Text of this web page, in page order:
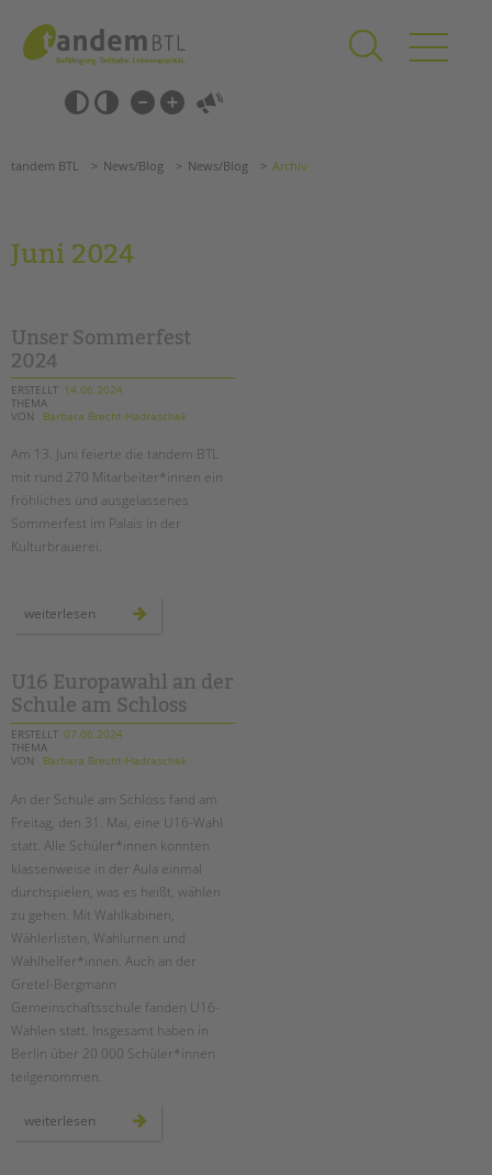
springen
Barrierefrei-
Einstellungen
überspringen
überspringen
Förderzentren
Kollegs
EFöB
Schulbezogene Sozialarbeit
HILFEN ZUR ERZIEHUNG
EINGLIEDERUNGSHILFE
Seminarkalender
Seminarräume
STADTTEILARBEIT
PROFIL | LEITBILD
Bereiche im Überblick
Kinder- und Jugendschutz
Unsere Videos
Gesellschafter VdK
schoolcoach BTL
tandem international
KARRIERE
Stellenangebote
tandem als Arbeitgeberin
NEWS/BLOG
Suchen
tandem BTL News/Blog News/Blog Archiv
Juni 2024
Unser Sommerfest
2024
ERSTELLT 14.06.2024
THEMA
VON
Barbara Brecht-Hadraschek
Am 13. Juni feierte die tandem BTL
mit rund 270 Mitarbeiter*innen ein
fröhliches und ausgelassenes
Sommerfest im Palais in der
Kulturbrauerei.
weiterlesen
sommerfest
U16 Europawahl an der
Schule am Schloss
ERSTELLT 07.06.2024
THEMA
VON
Barbara Brecht-Hadraschek
An der Schule am Schloss fand am
Freitag, den 31. Mai, eine U16-Wahl
statt. Alle Schüler*innen konnten
klassenweise in der Aula einmal
durchspielen, was es heißt, wählen
zu gehen. Mit Wahlkabinen,
Wählerlisten, Wahlurnen und
Wahlhelfer*innen. Auch an der
Gretel-Bergmann
Gemeinschaftsschule fanden U16-
Wahlen statt. Insgesamt haben in
Berlin über 20.000 Schüler*innen
teilgenommen.
weiterlesen
europawahl